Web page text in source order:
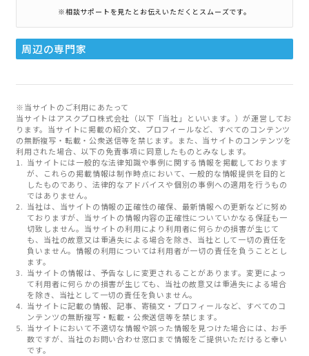
※相談サポートを見たとお伝えいただくとスムーズです。
周辺の専門家
※当サイトのご利用にあたって
当サイトはアスクプロ株式会社（以下「当社」といいます。）が運営してお
ります。当サイトに掲載の紹介文、プロフィールなど、すべてのコンテンツ
の無断複写・転載・公衆送信等を禁じます。また、当サイトのコンテンツを
利用された場合、以下の免責事項に同意したものとみなします。
当サイトには一般的な法律知識や事例に関する情報を掲載しております
が、これらの掲載情報は制作時点において、一般的な情報提供を目的と
したものであり、法律的なアドバイスや個別の事例への適用を行うもの
ではありません。
当社は、当サイトの情報の正確性の確保、最新情報への更新などに努め
ておりますが、当サイトの情報内容の正確性についていかなる保証も一
切致しません。当サイトの利用により利用者に何らかの損害が生じて
も、当社の故意又は重過失による場合を除き、当社として一切の責任を
負いません。情報の利用については利用者が一切の責任を負うこととし
ます。
当サイトの情報は、予告なしに変更されることがあります。変更によっ
て利用者に何らかの損害が生じても、当社の故意又は重過失による場合
を除き、当社として一切の責任を負いません。
当サイトに記載の情報、記事、寄稿文・プロフィールなど、すべてのコ
ンテンツの無断複写・転載・公衆送信等を禁じます。
当サイトにおいて不適切な情報や誤った情報を見つけた場合には、お手
数ですが、当社のお問い合わせ窓口まで情報をご提供いただけると幸い
です。